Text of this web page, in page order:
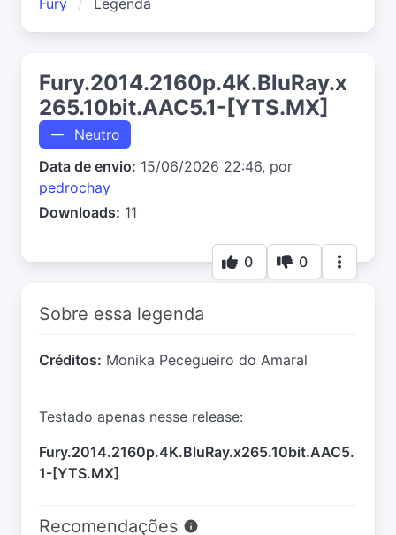
Fury Legenda
Fury.2014.2160p.4K.BluRay.x
265.10bit.AAC5.1-[YTS.MX]
Neutro
Data de envio: 15/06/2026 22:46, por
pedrochay
Downloads: 11
0 0
Sobre essa legenda
Créditos: Monika Pecegueiro do Amaral
Testado apenas nesse release:
Fury.2014.2160p.4K.BluRay.x265.10bit.AAC5.
1-[YTS.MX]
Recomendações